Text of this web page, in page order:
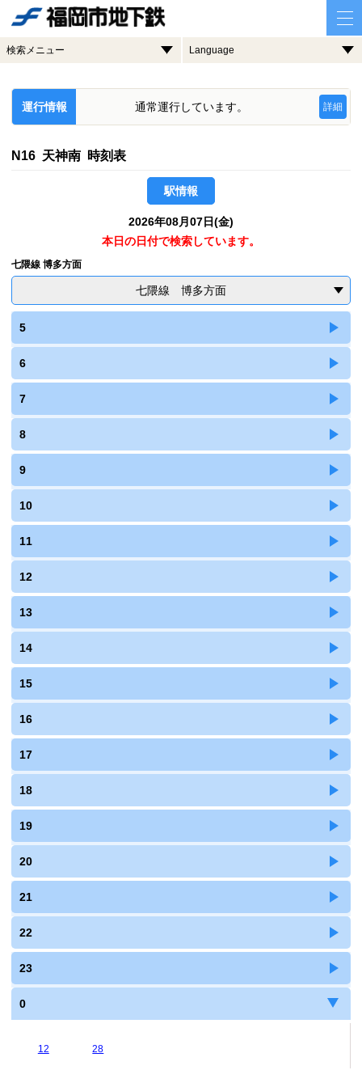
検索メニュー Language
運行情報 通常運行しています。 詳細
N16 天神南 時刻表
駅情報
2026年08月07日(金)
本日の日付で検索しています。
七隈線 博多方面
七隈線 博多方面
5
6
7
8
9
10
11
12
13
14
15
16
17
18
19
20
21
22
23
0
12 28